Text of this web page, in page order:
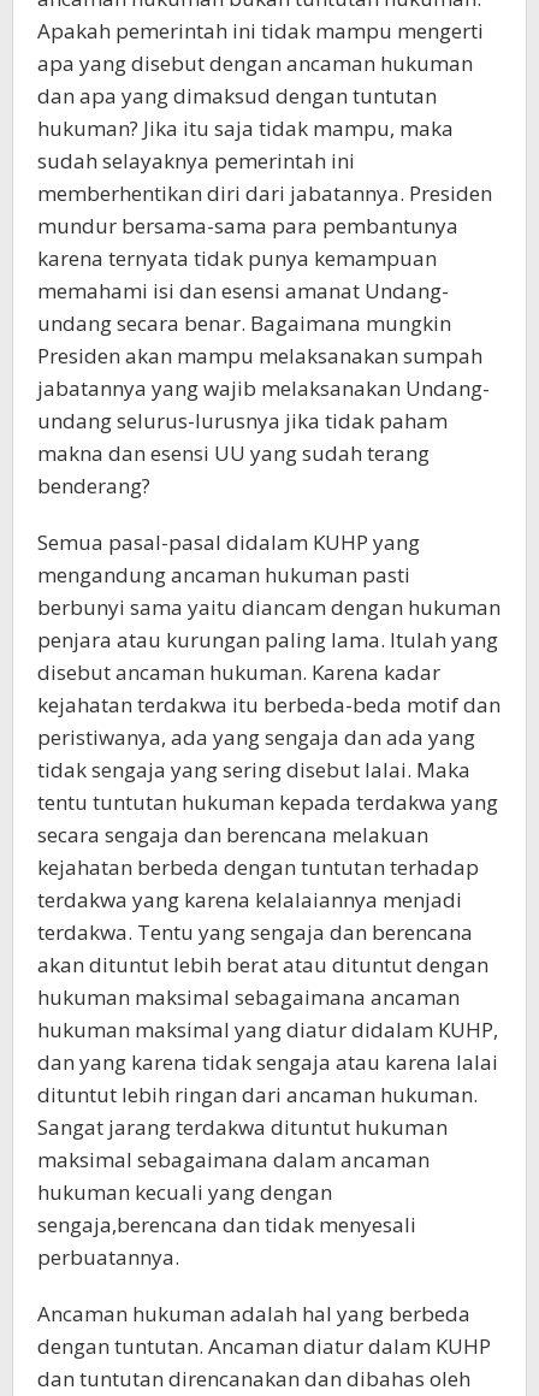
Apakah pemerintah ini tidak mampu mengerti
apa yang disebut dengan ancaman hukuman
dan apa yang dimaksud dengan tuntutan
hukuman? Jika itu saja tidak mampu, maka
sudah selayaknya pemerintah ini
memberhentikan diri dari jabatannya. Presiden
mundur bersama-sama para pembantunya
karena ternyata tidak punya kemampuan
memahami isi dan esensi amanat Undang-
undang secara benar. Bagaimana mungkin
Presiden akan mampu melaksanakan sumpah
jabatannya yang wajib melaksanakan Undang-
undang selurus-lurusnya jika tidak paham
makna dan esensi UU yang sudah terang
benderang?
Semua pasal-pasal didalam KUHP yang
mengandung ancaman hukuman pasti
berbunyi sama yaitu diancam dengan hukuman
penjara atau kurungan paling lama. Itulah yang
disebut ancaman hukuman. Karena kadar
kejahatan terdakwa itu berbeda-beda motif dan
peristiwanya, ada yang sengaja dan ada yang
tidak sengaja yang sering disebut lalai. Maka
tentu tuntutan hukuman kepada terdakwa yang
secara sengaja dan berencana melakuan
kejahatan berbeda dengan tuntutan terhadap
terdakwa yang karena kelalaiannya menjadi
terdakwa. Tentu yang sengaja dan berencana
akan dituntut lebih berat atau dituntut dengan
hukuman maksimal sebagaimana ancaman
hukuman maksimal yang diatur didalam KUHP,
dan yang karena tidak sengaja atau karena lalai
dituntut lebih ringan dari ancaman hukuman.
Sangat jarang terdakwa dituntut hukuman
maksimal sebagaimana dalam ancaman
hukuman kecuali yang dengan
sengaja,berencana dan tidak menyesali
perbuatannya.
Ancaman hukuman adalah hal yang berbeda
dengan tuntutan. Ancaman diatur dalam KUHP
dan tuntutan direncanakan dan dibahas oleh